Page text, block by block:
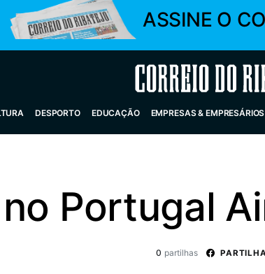
ASSINE O
Correio do Ribatejo
DESPORTO EDUCAÇÃO EMPRESAS & EMPRESÁRIOS
Portugal
0 partilhas